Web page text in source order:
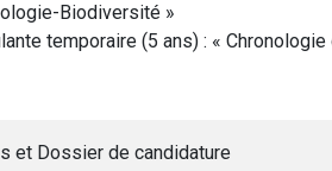
Biodiversité »
temporaire (5 ans) : «
et Dossier de candidature